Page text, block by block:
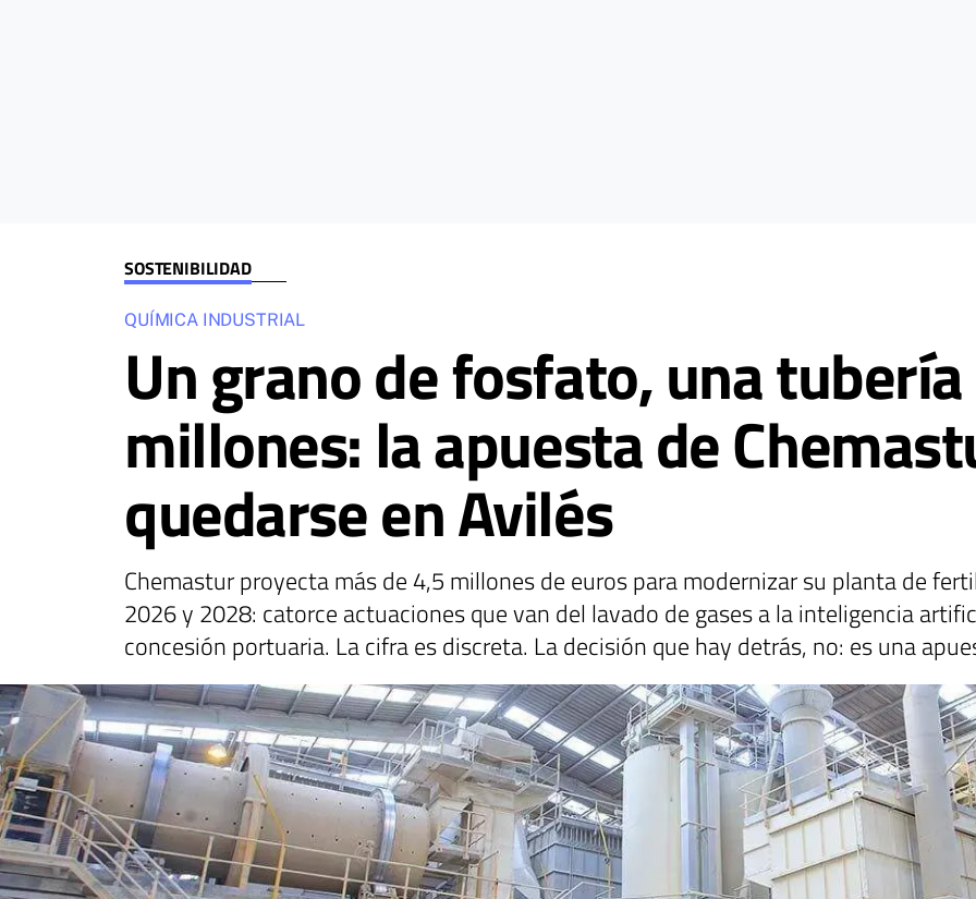
SOSTENIBILIDAD
QUÍMICA INDUSTRIAL
Un grano de fosfato, una
millones: la apuesta de
quedarse en Avilés
Chemastur proyecta más de 4,5 millones de euros para modernizar su planta de
2026 y 2028: catorce actuaciones que van del lavado de gases a la inteligencia
concesión portuaria. La cifra es discreta. La decisión que hay detrás, no: es una